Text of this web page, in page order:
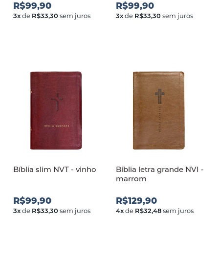
R$99,90
3xde R$33,30sem juros
R$99,90
3xde R$33,30sem juros
Bíblia slim NVT - vinho
R$99,90
3xde R$33,30sem juros
Bíblia letra grande NVI -
marrom
R$129,90
4xde R$32,48sem juros